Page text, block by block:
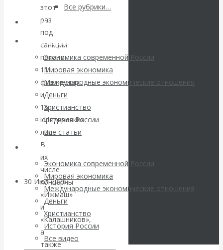
Все рубрики…
Авторы РЭОШ
Архив статей
Экономика современной России
Мировая экономика
Международные экономические отношения
Деньги
Христианство
История России
Все статьи
Архив Видео
Экономика современной России
Мировая экономика
Международные экономические отношения
Деньги
Христианство
История России
Все видео
определяет
погоду на
финансовых
рынках?
Минфины хотят
быть главнее
Центробанков?
30 Июл 2026Цифровая
экономика
Валентин
этот
раз
под
санкции
попали
11
физических
и
15
юридических
лиц.
В
их
числе
концерны
«Ижмаш»
и
«Калашников»,
а
также